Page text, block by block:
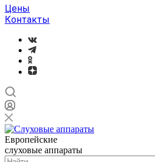
Цены
Контакты
Европейские
слуховые аппараты